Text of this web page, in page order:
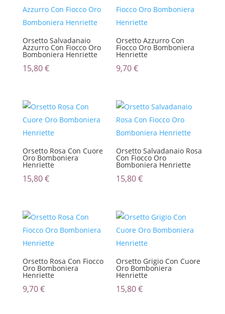
Orsetto Salvadanaio
Azzurro Con Fiocco Oro
Bomboniera Henriette
15,80€
Orsetto Azzurro Con
Fiocco Oro Bomboniera
Henriette
9,70€
Orsetto Rosa Con Cuore
Oro Bomboniera
Henriette
15,80€
Orsetto Salvadanaio Rosa
Con Fiocco Oro
Bomboniera Henriette
15,80€
Orsetto Rosa Con Fiocco
Oro Bomboniera
Henriette
9,70€
Orsetto Grigio Con Cuore
Oro Bomboniera
Henriette
15,80€